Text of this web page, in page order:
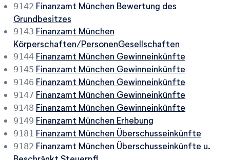
9142 Finanzamt München Bewertung des
Grundbesitzes
9143 Finanzamt München
Körperschaften/PersonenGesellschaften
9144 Finanzamt München Gewinneinkünfte
9145 Finanzamt München Gewinneinkünfte
9146 Finanzamt München Gewinneinkünfte
9147 Finanzamt München Gewinneinkünfte
9148 Finanzamt München Gewinneinkünfte
9149 Finanzamt München Erhebung
9181 Finanzamt München Überschusseinkünfte
9182 Finanzamt München Überschusseinkünfte u.